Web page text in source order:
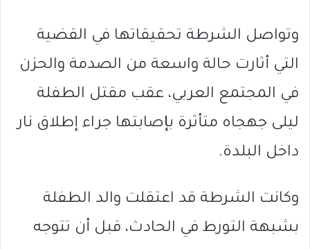
وتواصل الشرطة تحقيقاتها في القضية
التي أثارت حالة واسعة من الصدمة والحزن
في المجتمع العربي، عقب مقتل الطفلة
ليلى جهجاه متأثرة بإصابتها جراء إطلاق نار
داخل البلدة.
وكانت الشرطة قد اعتقلت والد الطفلة
بشبهة التورط في الحادث، قبل أن تتوجه